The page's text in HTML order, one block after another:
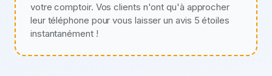
votre comptoir. Vos clients n'ont qu'à approcher
leur téléphone pour vous laisser un avis 5 étoiles
instantanément !